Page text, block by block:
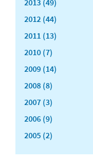
2013 (49)
2012 (44)
2011 (13)
2010 (7)
2009 (14)
2008 (8)
2007 (3)
2006 (9)
2005 (2)